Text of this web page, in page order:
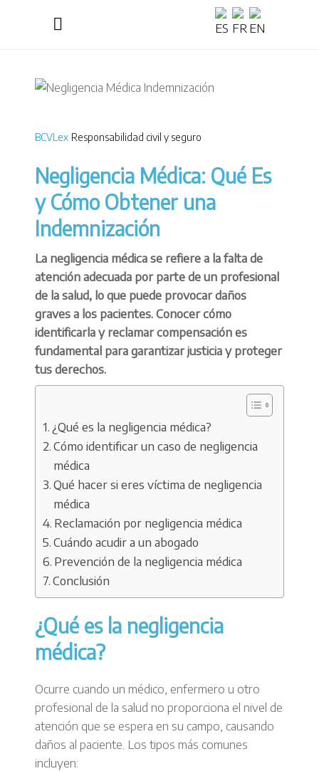
BCVLex Responsabilidad civil y seguro
Negligencia Médica: Qué Es
y Cómo Obtener una
Indemnización
La negligencia médica se refiere a la falta de
atención adecuada por parte de un profesional
de la salud, lo que puede provocar daños
graves a los pacientes. Conocer cómo
identificarla y reclamar compensación es
fundamental para garantizar justicia y proteger
tus derechos.
¿Qué es la negligencia médica?
Cómo identificar un caso de negligencia
médica
Qué hacer si eres víctima de negligencia
médica
Reclamación por negligencia médica
Cuándo acudir a un abogado
Prevención de la negligencia médica
Conclusión
¿Qué es la negligencia
médica?
Ocurre cuando un médico, enfermero u otro
profesional de la salud no proporciona el nivel de
atención que se espera en su campo, causando
daños al paciente. Los tipos más comunes
incluyen: